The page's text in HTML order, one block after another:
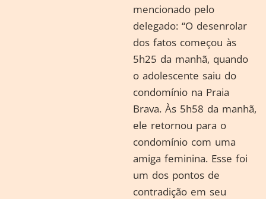
mencionado pelo
delegado: “O desenrolar
dos fatos começou às
5h25 da manhã, quando
o adolescente saiu do
condomínio na Praia
Brava. Às 5h58 da manhã,
ele retornou para o
condomínio com uma
amiga feminina. Esse foi
um dos pontos de
contradição em seu